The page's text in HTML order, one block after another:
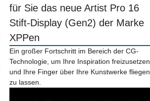
für Sie das neue Artist Pro 16
Stift-Display (Gen2) der Marke
XPPen
Ein großer Fortschritt im Bereich der CG-
Technologie, um Ihre Inspiration freizusetzen
und Ihre Finger über Ihre Kunstwerke fliegen
zu lassen.